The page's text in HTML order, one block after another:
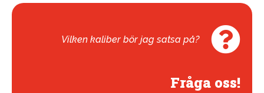
Vilken kaliber bör jag satsa på?
Fråga oss!